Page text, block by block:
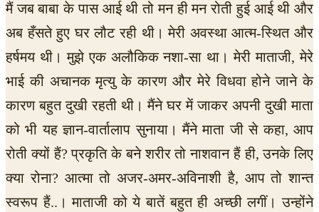
मैं जब बाबा के पास आई थी तो मन ही मन रोती हुई आई थी और
अब हँसते हुए घर लौट रही थी। मेरी अवस्था आत्म-स्थित और
हर्षमय थी। मुझे एक अलौकिक नशा-सा था। मेरी माताजी, मेरे
भाई की अचानक मृत्यु के कारण और मेरे विधवा होने जाने के
कारण बहुत दुखी रहती थी। मैंने घर में जाकर अपनी दुखी माता
को भी यह ज्ञान-वार्तालाप सुनाया। मैंने माता जी से कहा, आप
रोती क्यों हैं? प्रकृति के बने शरीर तो नाशवान हैं ही, उनके लिए
क्या रोना? आत्मा तो अजर-अमर-अविनाशी है, आप तो शान्त
स्वरूप हैं..। माताजी को ये बातें बहुत ही अच्छी लगीं। उन्होंने